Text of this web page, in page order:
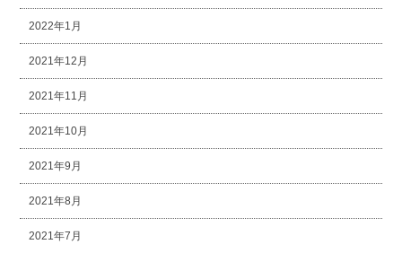
2022年1月
2021年12月
2021年11月
2021年10月
2021年9月
2021年8月
2021年7月